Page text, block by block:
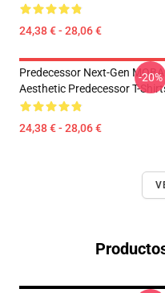
24,38 € - 28,06 €
Predecessor Next-Gen MOBA
Aesthetic Predecessor T-
24,38 € - 28,06 €
-20%